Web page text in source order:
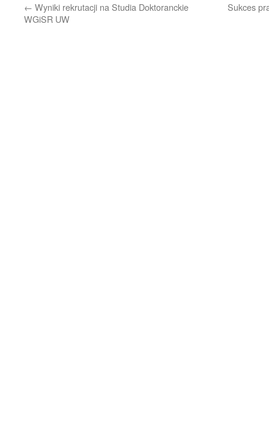
← Wyniki rekrutacji na Studia Doktoranckie
WGiSR UW
Sukces